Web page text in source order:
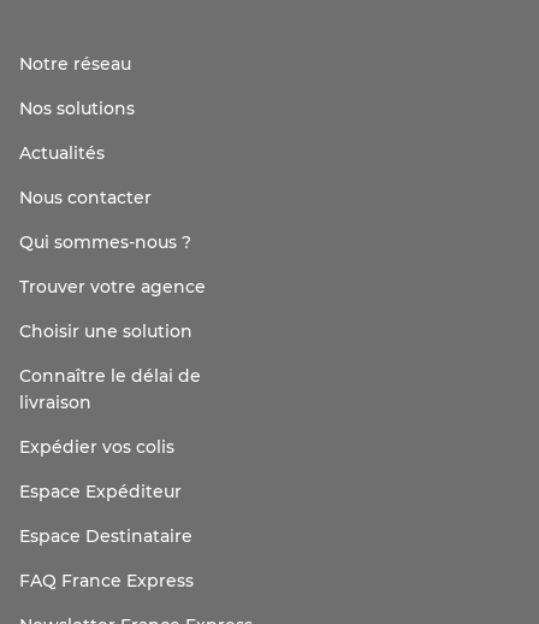
Notre réseau
Nos solutions
Actualités
Nous contacter
Qui sommes-nous ?
Trouver votre agence
Choisir une solution
Connaître le délai de
livraison
Expédier vos colis
Espace Expéditeur
Espace Destinataire
FAQ France Express